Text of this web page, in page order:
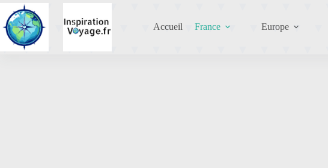
Accueil France Europe